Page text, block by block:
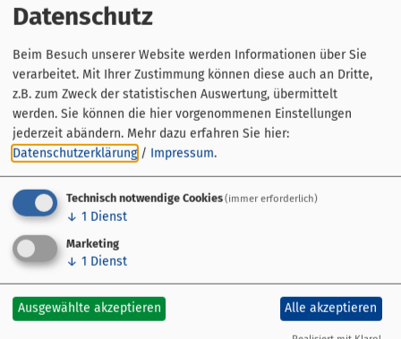
https://www.buergstadt.de/freizeit-tourismus/maerkte-
Datenschutz
Beim Besuch unserer Website werden Informationen über Sie
verarbeitet. Mit Ihrer Zustimmung können diese auch an Dritte,
z.B. zum Zweck der statistischen Auswertung, übermittelt
werden. Sie können die hier vorgenommenen Einstellungen
jederzeit abändern. Mehr dazu erfahren Sie hier:
Datenschutzerklärung / Impressum.
Technisch notwendige Cookies(immer erforderlich)
↓ 1 Dienst
Marketing
↓ 1 Dienst
Ausgewählte akzeptieren Alle akzeptieren